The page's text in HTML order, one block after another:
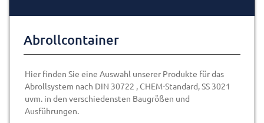
Abrollcontainer
Hier finden Sie eine Auswahl unserer Produkte für das
Abrollsystem nach DIN 30722 , CHEM-Standard, SS 3021
uvm. in den verschiedensten Baugrößen und
Ausführungen.